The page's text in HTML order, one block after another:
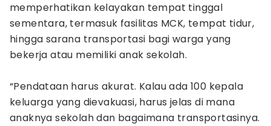
memperhatikan kelayakan tempat tinggal
sementara, termasuk fasilitas MCK, tempat tidur,
hingga sarana transportasi bagi warga yang
bekerja atau memiliki anak sekolah.
“Pendataan harus akurat. Kalau ada 100 kepala
keluarga yang dievakuasi, harus jelas di mana
anaknya sekolah dan bagaimana transportasinya.